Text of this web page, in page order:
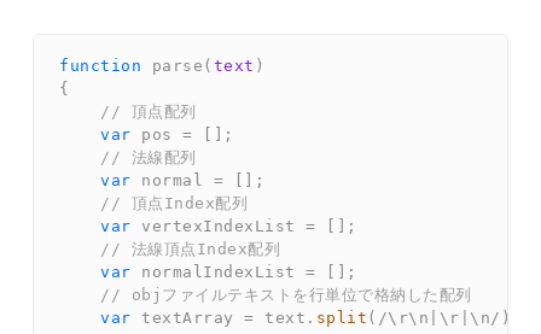
function parse ( text )
{
// 頂点配列
var pos = [ ] ;
// 法線配列
var normal = [ ] ;
// 頂点Index配列
var vertexIndexList = [ ] ;
// 法線頂点Index配列
var normalIndexList = [ ] ;
// objファイルテキストを行単位で格納した配列
var textArray = text . split ( /\r\n \r \n / )